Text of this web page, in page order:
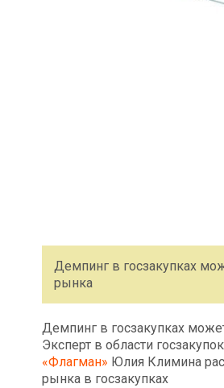
Демпинг в госзакупках
рынка
Демпинг в госзакупках
Эксперт в области
«Флагман» Юлия Климина
рынка в госзакупках